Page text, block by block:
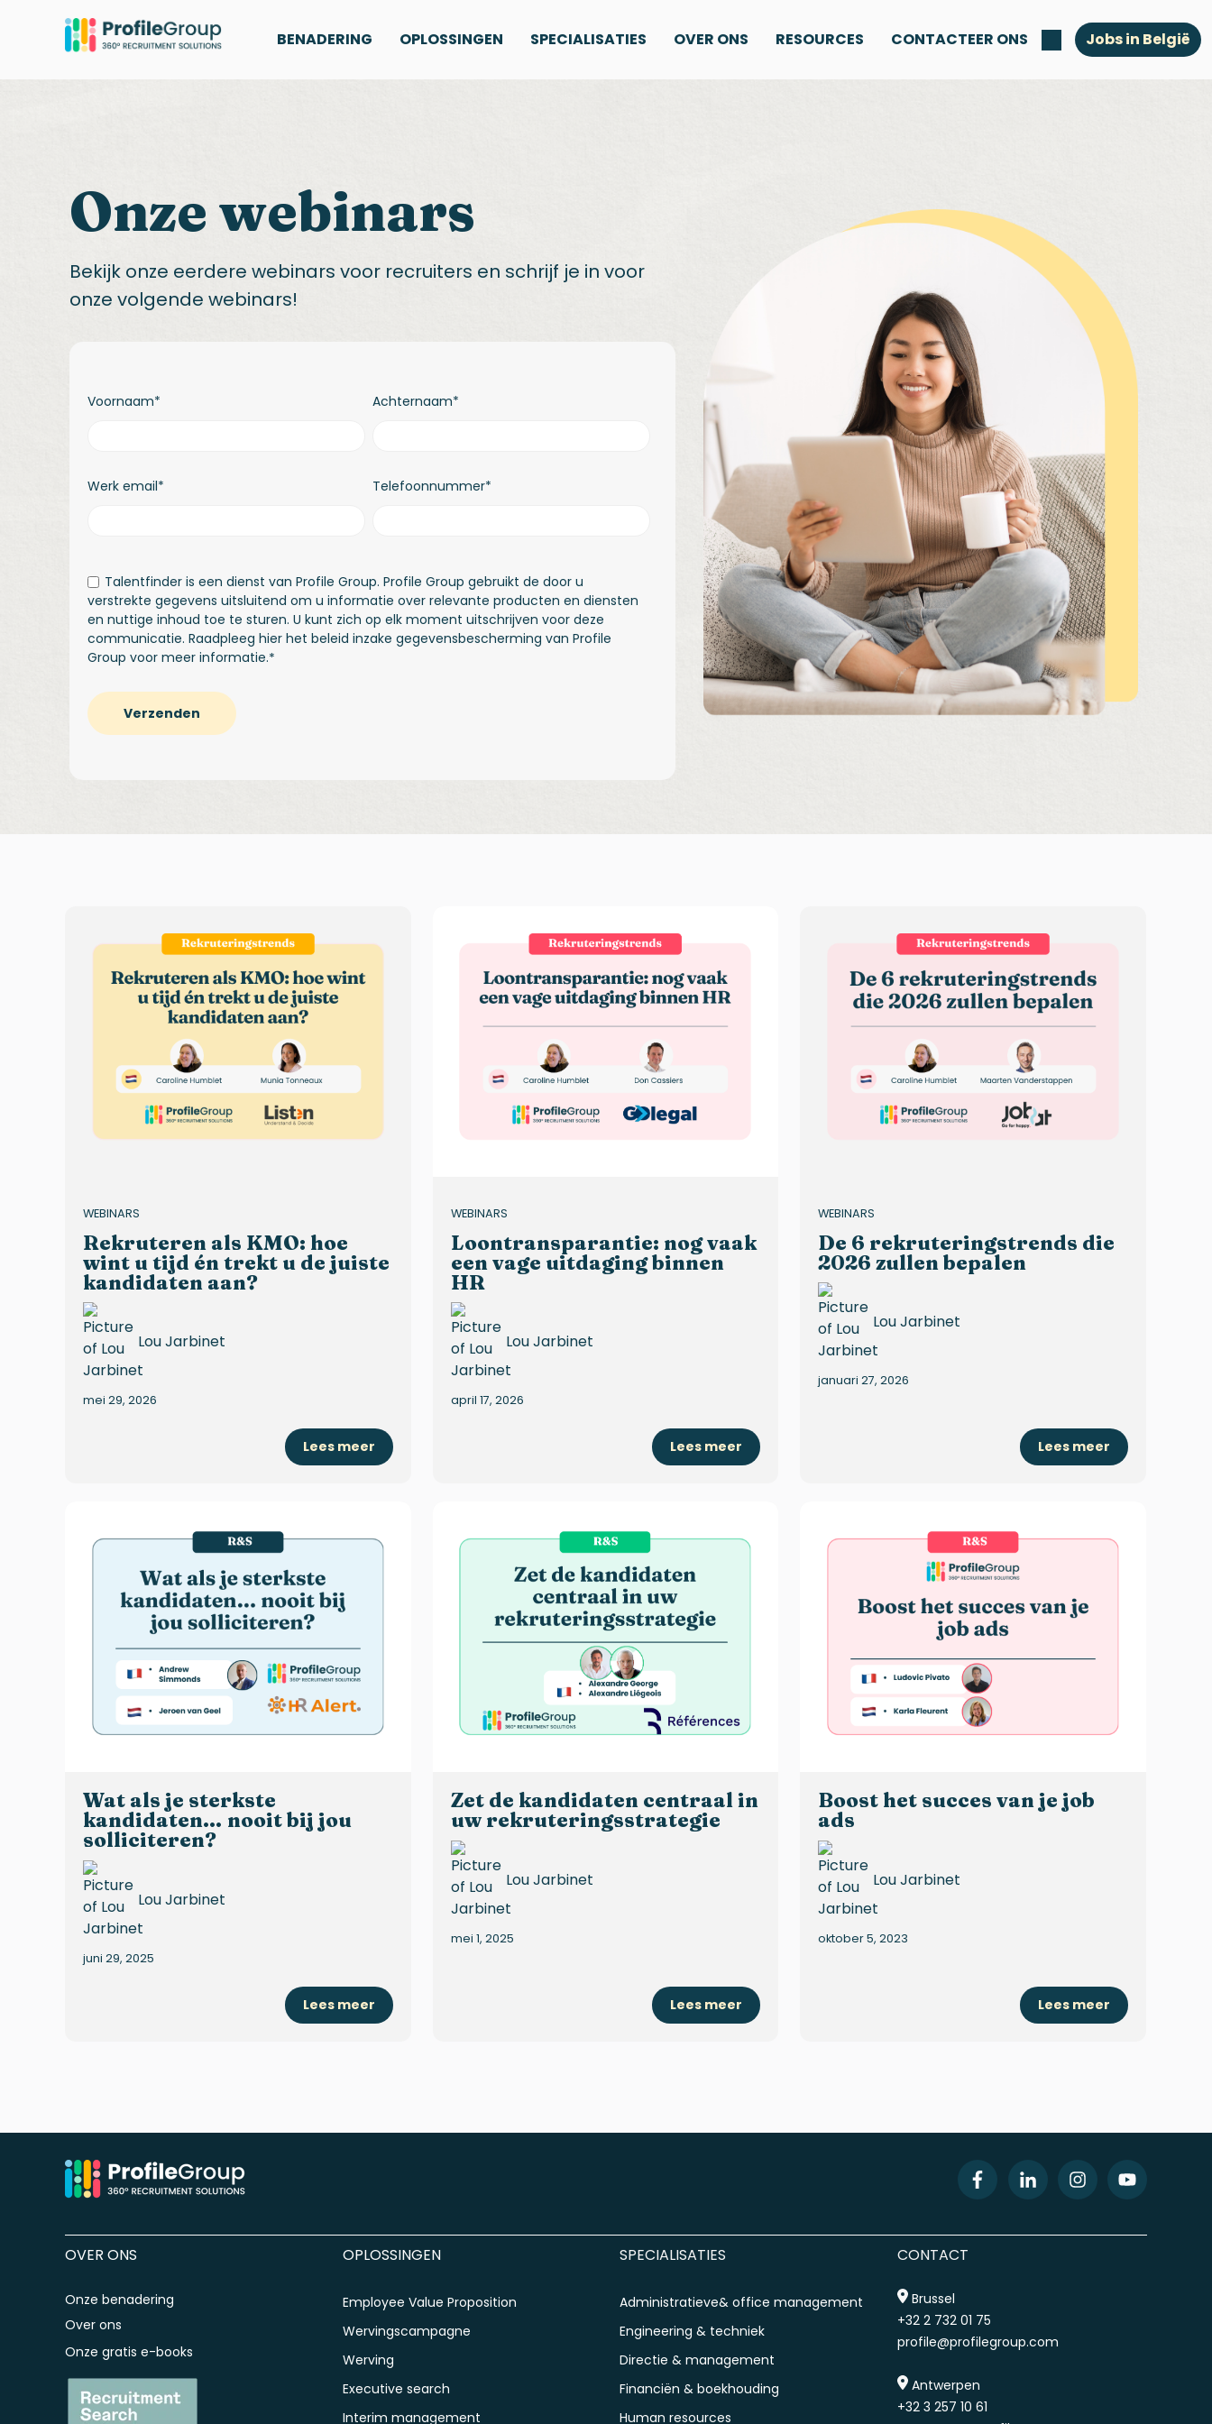
BENADERING OPLOSSINGEN SPECIALISATIES OVER ONS RESOURCES CONTACTEER ONS Jobs in België
Onze webinars
Bekijk onze eerdere webinars voor recruiters en schrijf je in voor
onze volgende webinars!
Voornaam* Achternaam*
Werk email* Telefoonnummer*
Talentfinder is een dienst van Profile Group. Profile Group gebruikt de door u
verstrekte gegevens uitsluitend om u informatie over relevante producten en diensten
en nuttige inhoud toe te sturen. U kunt zich op elk moment uitschrijven voor deze
communicatie. Raadpleeg hier het beleid inzake gegevensbescherming van Profile
Group voor meer informatie.*
WEBINARS
Rekruteren als KMO: hoe
wint u tijd én trekt u de juiste
kandidaten aan?
Lou Jarbinet
mei 29, 2026
Lees meer
WEBINARS
Loontransparantie: nog vaak
een vage uitdaging binnen
HR
Lou Jarbinet
april 17, 2026
Lees meer
WEBINARS
De 6 rekruteringstrends die
2026 zullen bepalen
Lou Jarbinet
januari 27, 2026
Lees meer
Wat als je sterkste
kandidaten… nooit bij jou
solliciteren?
Lou Jarbinet
juni 29, 2025
Lees meer
Zet de kandidaten centraal in
uw rekruteringsstrategie
Lou Jarbinet
mei 1, 2025
Lees meer
Boost het succes van je job
ads
Lou Jarbinet
oktober 5, 2023
Lees meer
OVER ONS
Onze benadering
Over ons
Onze gratis e-books
OPLOSSINGEN
Employee Value Proposition
Wervingscampagne
Werving
Executive search
Interim management
SPECIALISATIES
Administratieve& office management
Engineering & techniek
Directie & management
Financiën & boekhouding
Human resources
CONTACT
Brussel
+32 2 732 01 75
profile@profilegroup.com
Antwerpen
+32 3 257 10 61